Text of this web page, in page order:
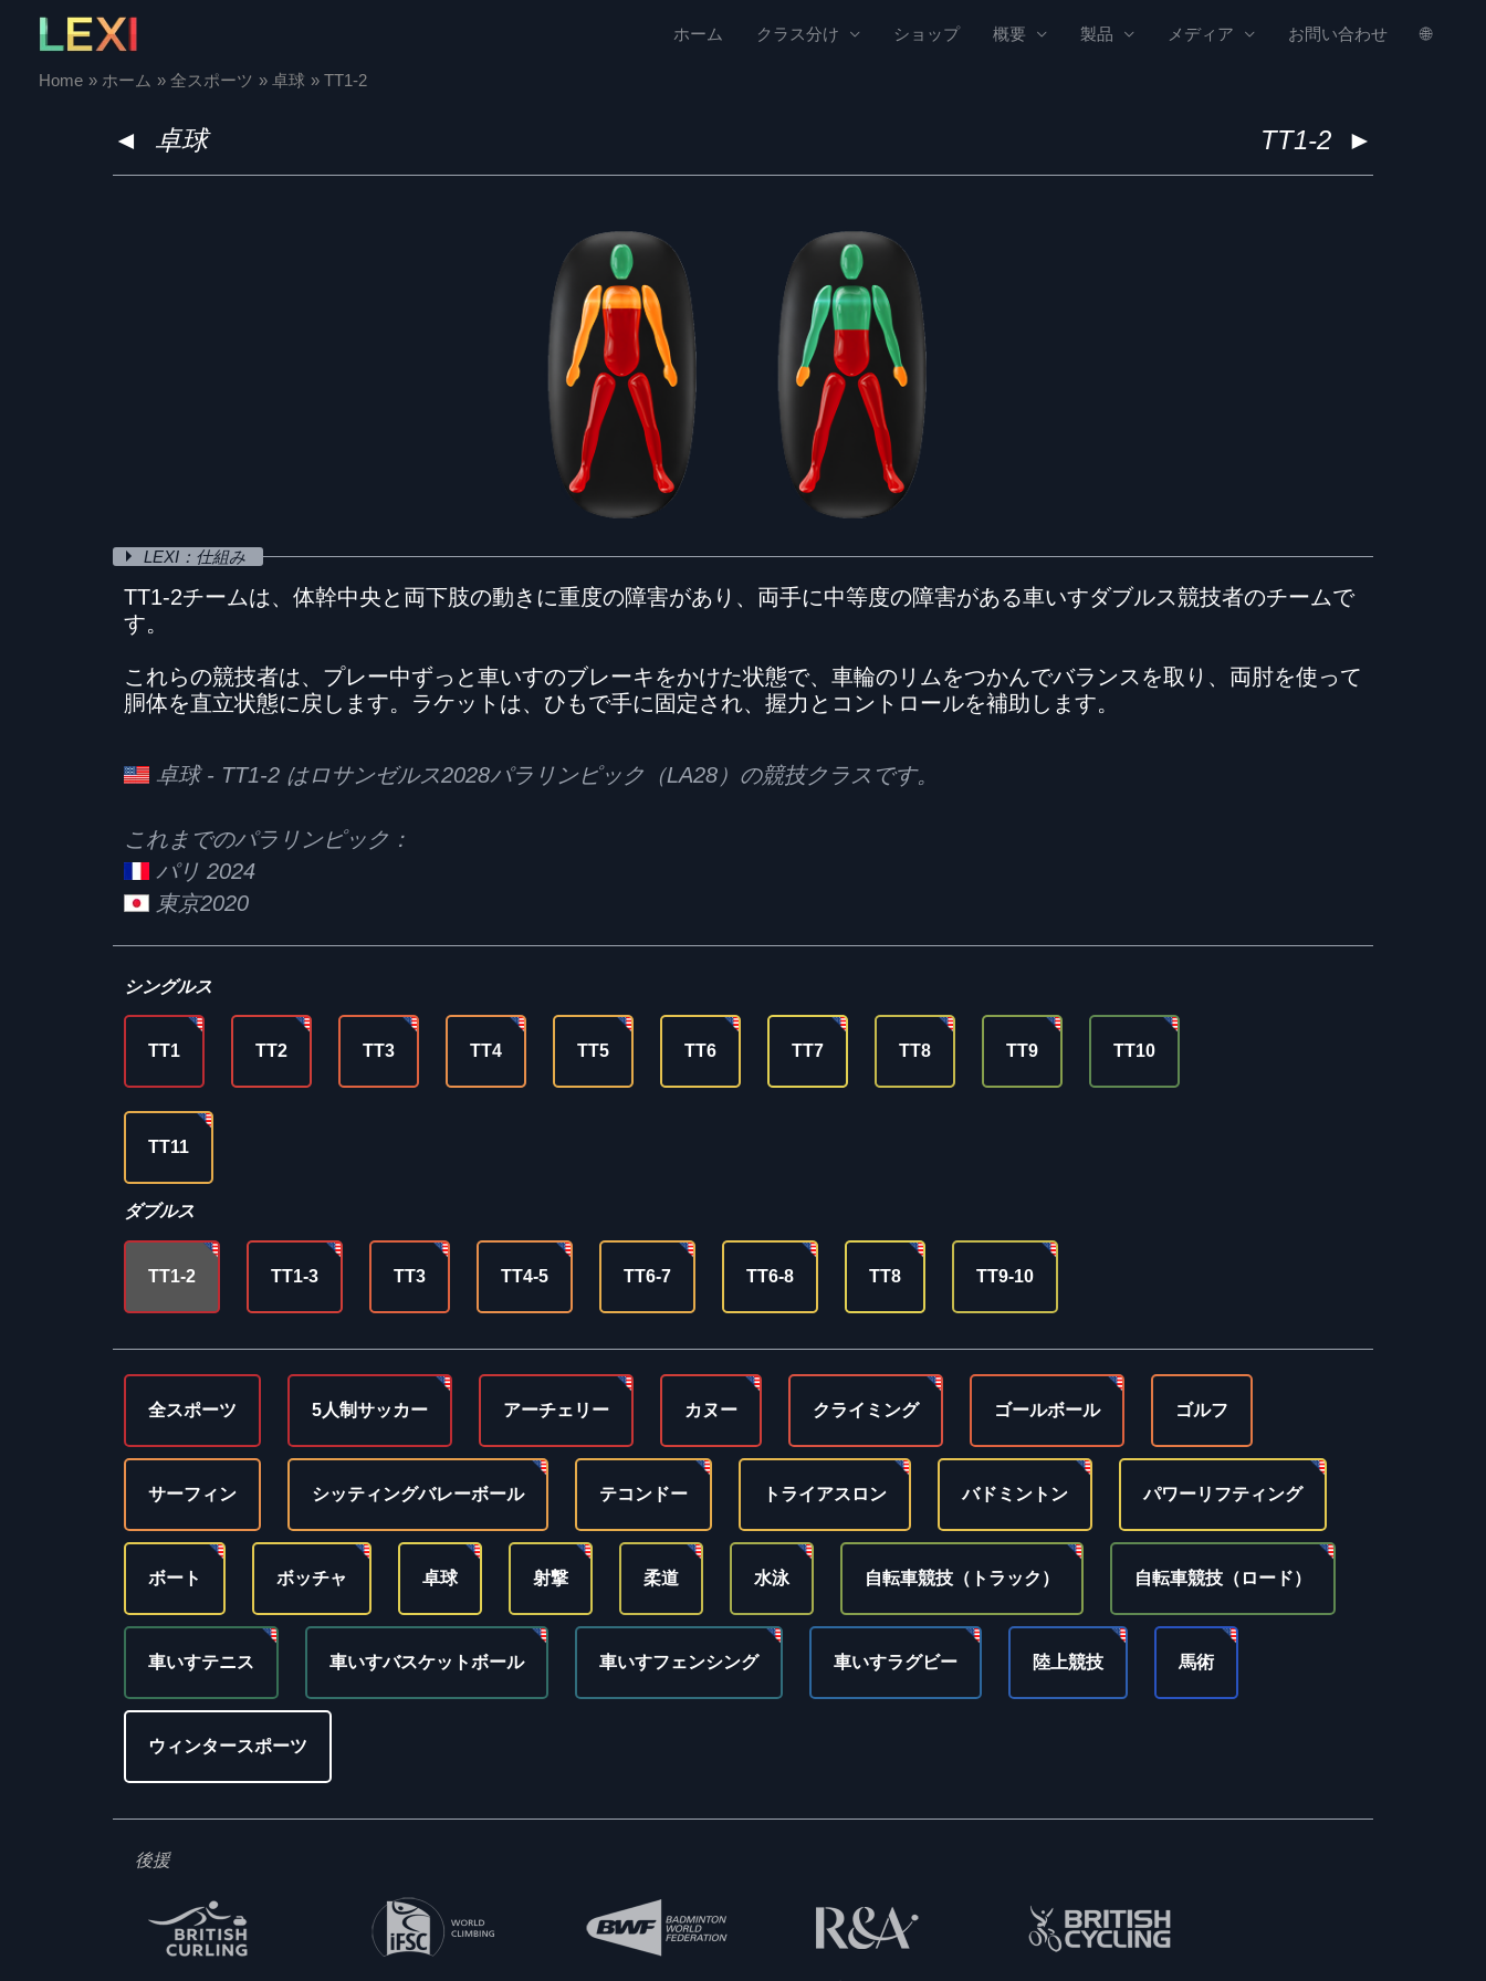
content
ホーム クラス分け ショップ 概要 製品 メディア お問い合わせ 🌐
Home ホーム 全スポーツ 卓球 TT1-2
◄ ►
卓球 TT1-2
LEXI：仕組み
TT1-2チームは、体幹中央と両下肢の動きに重度の障害があり、両手に中等度の障害がある車いすダブルス競技者のチームで
す。
これらの競技者は、プレー中ずっと車いすのブレーキをかけた状態で、車輪のリムをつかんでバランスを取り、両肘を使って
胴体を直立状態に戻します。ラケットは、ひもで手に固定され、握力とコントロールを補助します。
卓球 - TT1-2 はロサンゼルス2028パラリンピック（LA28）の競技クラスです。
これまでのパラリンピック：
パリ 2024
東京2020
シングルス
TT1 TT2 TT3 TT4 TT5 TT6 TT7 TT8 TT9 TT10
TT11
ダブルス
TT1-2 TT1-3 TT3 TT4-5 TT6-7 TT6-8 TT8 TT9-10
全スポーツ 5人制サッカー アーチェリー カヌー クライミング ゴールボール ゴルフ
サーフィン シッティングバレーボール テコンドー トライアスロン バドミントン パワーリフティング
ボート ボッチャ 卓球 射撃 柔道 水泳 自転車競技（トラック） 自転車競技（ロード）
車いすテニス 車いすバスケットボール 車いすフェンシング 車いすラグビー 陸上競技 馬術
ウィンタースポーツ
後援